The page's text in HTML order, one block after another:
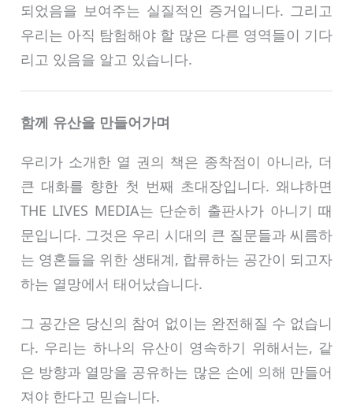
되었음을 보여주는 실질적인 증거입니다. 그리고
우리는 아직 탐험해야 할 많은 다른 영역들이 기다
리고 있음을 알고 있습니다.
함께 유산을 만들어가며
우리가 소개한 열 권의 책은 종착점이 아니라, 더
큰 대화를 향한 첫 번째 초대장입니다. 왜냐하면
THE LIVES MEDIA는 단순히 출판사가 아니기 때
문입니다. 그것은 우리 시대의 큰 질문들과 씨름하
는 영혼들을 위한 생태계, 합류하는 공간이 되고자
하는 열망에서 태어났습니다.
그 공간은 당신의 참여 없이는 완전해질 수 없습니
다. 우리는 하나의 유산이 영속하기 위해서는, 같
은 방향과 열망을 공유하는 많은 손에 의해 만들어
져야 한다고 믿습니다.